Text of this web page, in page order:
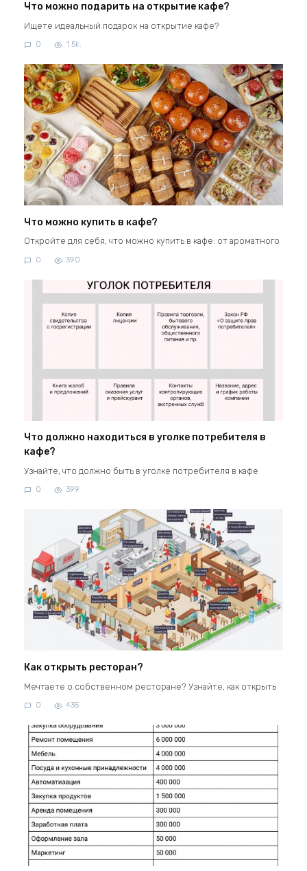
Что можно подарить на открытие кафе?
Ищете идеальный подарок на открытие кафе?
0 1.5k.
Что можно купить в кафе?
Откройте для себя, что можно купить в кафе: от ароматного
0 390
Что должно находиться в уголке потребителя в
кафе?
Узнайте, что должно быть в уголке потребителя в кафе
0 399
Как открыть ресторан?
Мечтаете о собственном ресторане? Узнайте, как открыть
0 435